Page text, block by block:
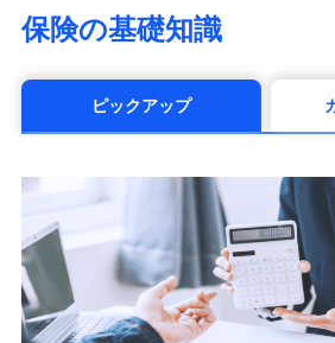
マニュライフ生命保険株式会社
（https://www.manulife.co.jp/）
（https://www.msa-life.co.jp/）
メットライフ生命株式会社(https://
■少額短期保険
株式会社アシロ少額短期保険
SBIいきいき少額短期保険会社
sedai.com/)
SBIペット少額短期保険株式会社
保険の基礎知識
ピックアップ